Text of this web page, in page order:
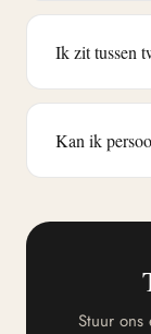
Ik zit tussen
Kan ik
Stuur